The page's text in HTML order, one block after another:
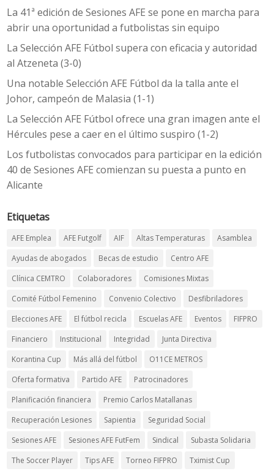
La 41ª edición de Sesiones AFE se pone en marcha para
abrir una oportunidad a futbolistas sin equipo
La Selección AFE Fútbol supera con eficacia y autoridad
al Atzeneta (3-0)
Una notable Selección AFE Fútbol da la talla ante el
Johor, campeón de Malasia (1-1)
La Selección AFE Fútbol ofrece una gran imagen ante el
Hércules pese a caer en el último suspiro (1-2)
Los futbolistas convocados para participar en la edición
40 de Sesiones AFE comienzan su puesta a punto en
Alicante
Etiquetas
AFE Emplea AFE Futgolf AIF Altas Temperaturas
Asamblea
Ayudas de abogados
Becas de estudio
Centro AFE
Clínica CEMTRO
Colaboradores
Comisiones Mixtas
Comité Fútbol Femenino
Convenio Colectivo
Desfibriladores
Elecciones AFE
El fútbol recicla Escuelas AFE Eventos
FIFPRO
Financiero
Institucional Integridad
Junta Directiva
Korantina Cup
Más allá del fútbol
O11CE METROS
Oferta formativa
Partido AFE
Patrocinadores
Planificación financiera
Premio Carlos Matallanas
Recuperación Lesiones
Sapientia
Seguridad Social
Sesiones AFE
Sesiones AFE FutFem Sindical
Subasta Solidaria
The Soccer Player
Tips AFE Torneo FIFPRO
Tximist Cup